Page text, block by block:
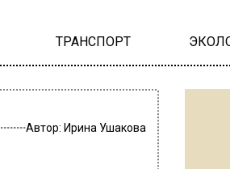
ТРАНСПОРТ
Автор: Ирина Ушакова